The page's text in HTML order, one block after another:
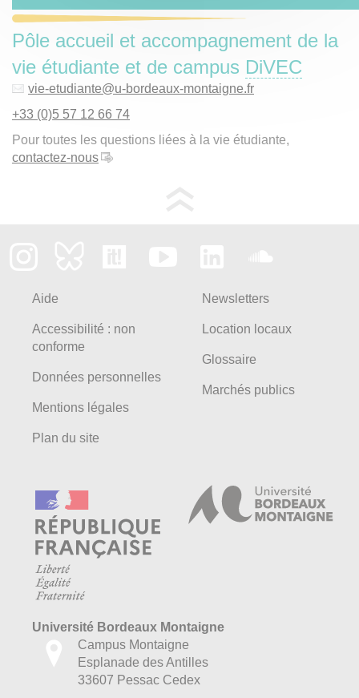
Pôle accueil et accompagnement de la
vie étudiante et de campus DiVEC
vie-etudiante@u-bordeaux-montaigne.fr
+33 (0)5 57 12 66 74
Pour toutes les questions liées à la vie étudiante,
contactez-nous
Aide
Accessibilité : non
conforme
Données personnelles
Mentions légales
Plan du site
Newsletters
Location locaux
Glossaire
Marchés publics
Université Bordeaux Montaigne
Campus Montaigne
Esplanade des Antilles
33607 Pessac Cedex